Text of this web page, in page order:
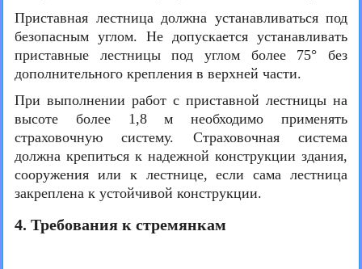
Приставная лестница должна устанавливаться под
безопасным углом. Не допускается устанавливать
приставные лестницы под углом более 75° без
дополнительного крепления в верхней части.
При выполнении работ с приставной лестницы на
высоте более 1,8 м необходимо применять
страховочную систему. Страховочная система
должна крепиться к надежной конструкции здания,
сооружения или к лестнице, если сама лестница
закреплена к устойчивой конструкции.
4. Требования к стремянкам